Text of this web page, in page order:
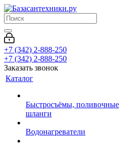
+7 (342) 2-888-250
+7 (342) 2-888-250
Заказать звонок
Каталог
Быстросъёмы, поливочные
шланги
Водонагреватели